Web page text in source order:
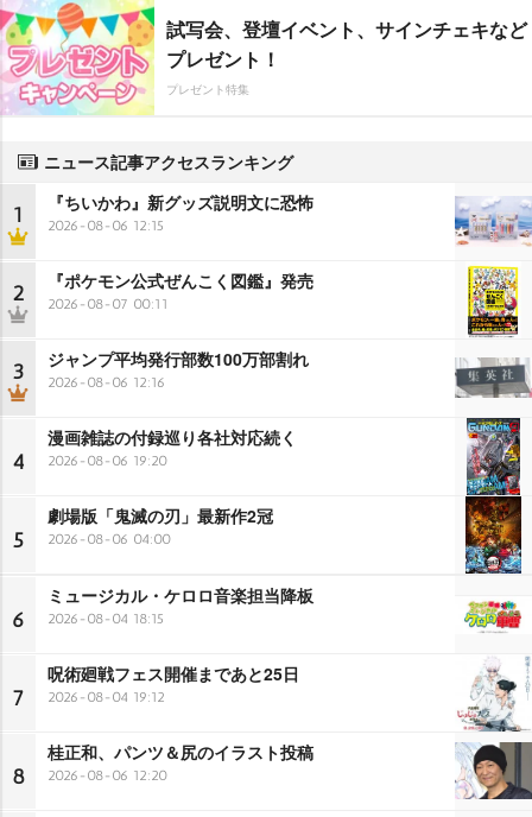
試写会、登壇イベント、サインチェキなど
プレゼント！
プレゼント特集
ニュース記事アクセスランキング
1 『ちいかわ』新グッズ説明文に恐怖
2026-08-06 12:15
2 『ポケモン公式ぜんこく図鑑』発売
2026-08-07 00:11
3 ジャンプ平均発行部数100万部割れ
2026-08-06 12:16
4
漫画雑誌の付録巡り各社対応続く
2026-08-06 19:20
5
劇場版「鬼滅の刃」最新作2冠
2026-08-06 04:00
6
ミュージカル・ケロロ音楽担当降板
2026-08-04 18:15
7
呪術廻戦フェス開催まであと25日
2026-08-04 19:12
8
桂正和、パンツ＆尻のイラスト投稿
2026-08-06 12:20